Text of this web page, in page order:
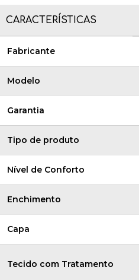
CARACTERÍSTICAS
Fabricante
Modelo
Garantia
Tipo de produto
Nível de Conforto
Enchimento
Capa
Tecido com Tratamento